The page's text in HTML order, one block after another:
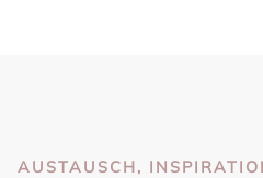
AUSTAUSCH,